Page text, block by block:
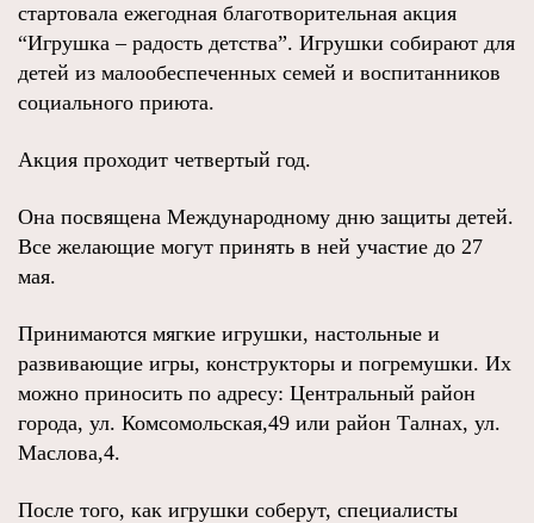
стартовала ежегодная благотворительная акция
“Игрушка – радость детства”. Игрушки собирают для
детей из малообеспеченных семей и воспитанников
социального приюта.
Акция проходит четвертый год.
Она посвящена Международному дню защиты детей.
Все желающие могут принять в ней участие до 27
мая.
Принимаются мягкие игрушки, настольные и
развивающие игры, конструкторы и погремушки. Их
можно приносить по адресу: Центральный район
города, ул. Комсомольская,49 или район Талнах, ул.
Маслова,4.
После того, как игрушки соберут, специалисты